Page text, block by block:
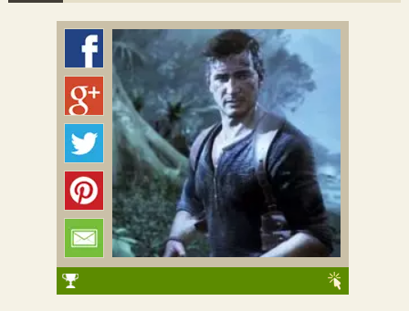
Colmeia Exchange
Perguntas Frequentes